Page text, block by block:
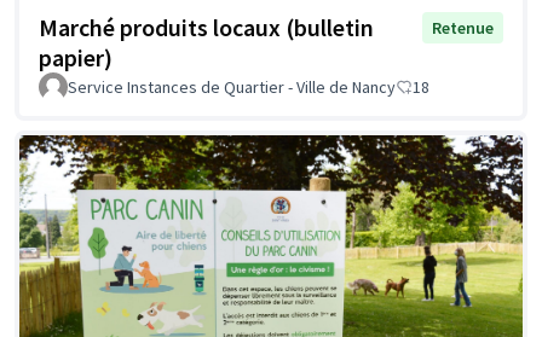
Marché produits locaux (bulletin
papier)
Retenue
Service Instances de Quartier - Ville de Nancy 18